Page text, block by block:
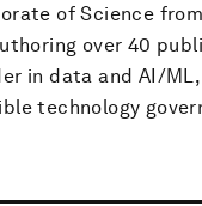
of Science
over 40
in data and AI/
technology